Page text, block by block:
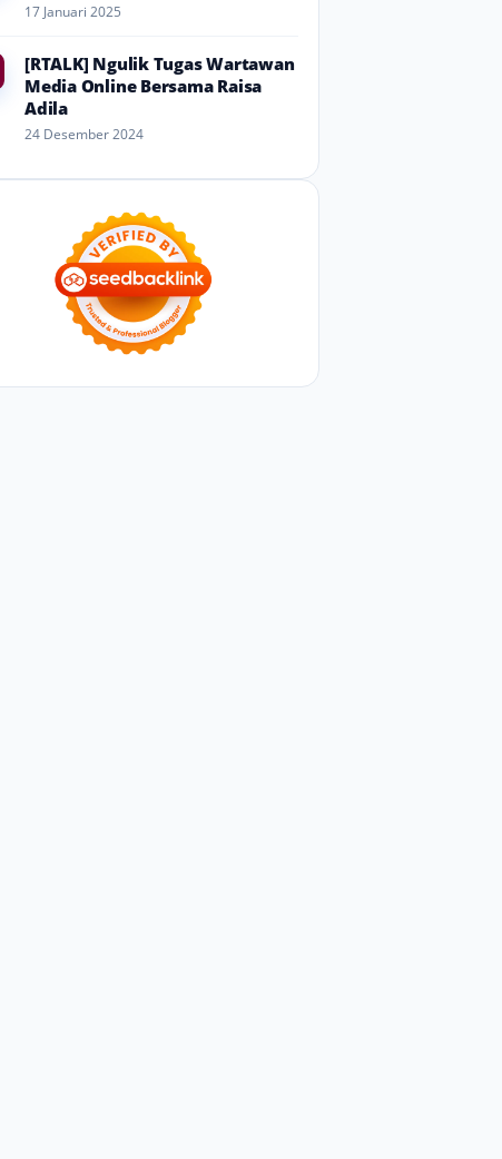
17 Januari 2025
[RTALK] Ngulik Tugas Wartawan
Media Online Bersama Raisa
Adila
24 Desember 2024